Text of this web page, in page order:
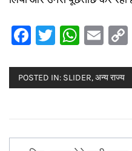
Facebook
Twitter
POSTED IN: SLIDER,अन्य राज्य